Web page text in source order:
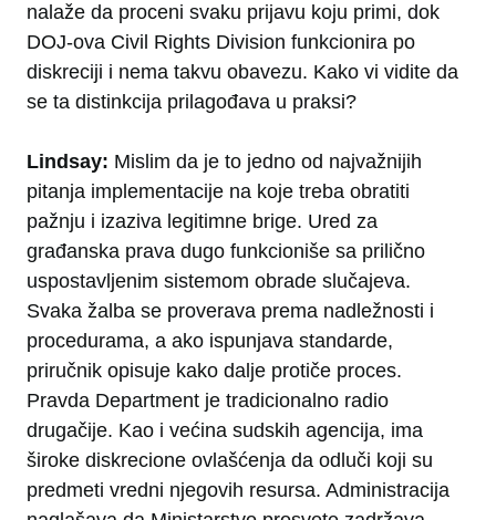
nalaže da proceni svaku prijavu koju primi, dok
DOJ-ova Civil Rights Division funkcionira po
diskreciji i nema takvu obavezu. Kako vi vidite da
se ta distinkcija prilagođava u praksi?
Lindsay: Mislim da je to jedno od najvažnijih
pitanja implementacije na koje treba obratiti
pažnju i izaziva legitimne brige. Ured za
građanska prava dugo funkcioniše sa prilično
uspostavljenim sistemom obrade slučajeva.
Svaka žalba se proverava prema nadležnosti i
procedurama, a ako ispunjava standarde,
priručnik opisuje kako dalje protiče proces.
Pravda Department je tradicionalno radio
drugačije. Kao i većina sudskih agencija, ima
široke diskrecione ovlašćenja da odluči koji su
predmeti vredni njegovih resursa. Administracija